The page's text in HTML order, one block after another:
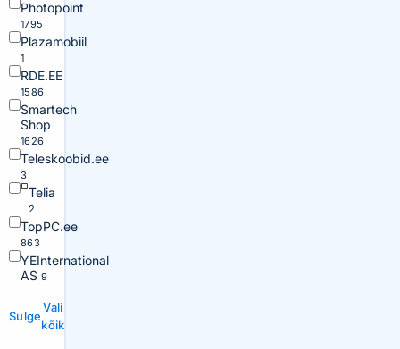
Photopoint
1795
Plazamobiil
1
RDE.EE
1586
Smartech
Shop
1626
Teleskoobid.ee
3
Telia
2
TopPC.ee
863
YEInternational
AS 9
Sulge
Vali
kõik